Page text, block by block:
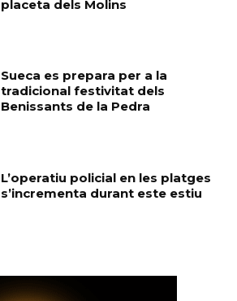
placeta dels Molins
Sueca es prepara per a la
tradicional festivitat dels
Benissants de la Pedra
L’operatiu policial en les platges
s’incrementa durant este estiu